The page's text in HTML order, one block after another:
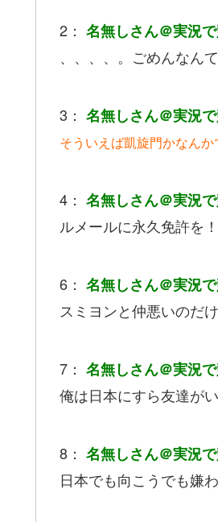
2： 名無しさん＠実況
、、、、。ごめんなん
3： 名無しさん＠実況
そういえば凱旋門かなん
4： 名無しさん＠実況
ルメールに永久免許を！
6： 名無しさん＠実況
スミヨンと仲悪いのだ
7： 名無しさん＠実況
俺は日本にすら友達が
8： 名無しさん＠実況
日本でも向こうでも嫌